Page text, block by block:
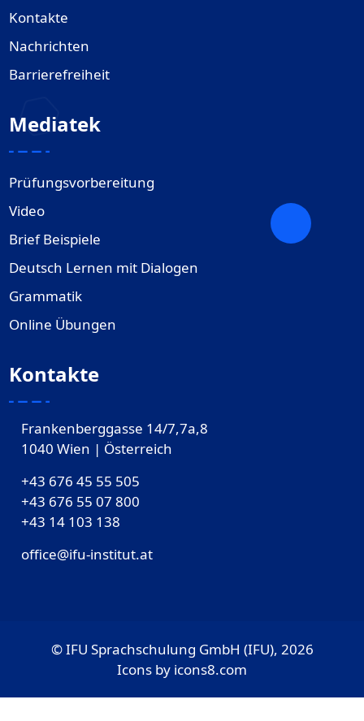
Kontakte
Nachrichten
Barrierefreiheit
Mediatek
Prüfungsvorbereitung
Video
Brief Beispiele
Deutsch Lernen mit Dialogen
Grammatik
Online Übungen
Kontakte
Frankenberggasse 14/7,7a,8
1040 Wien | Österreich
+43 676 45 55 505
+43 676 55 07 800
‎+43 14 103 138
office@ifu-institut.at
© IFU Sprachschulung GmbH (IFU), 2026
Icons by icons8.com